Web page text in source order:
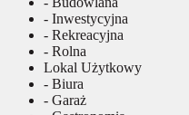
- Inwestycyjna
- Rekreacyjna
- Rolna
Lokal Użytkowy
- Biura
- Garaż